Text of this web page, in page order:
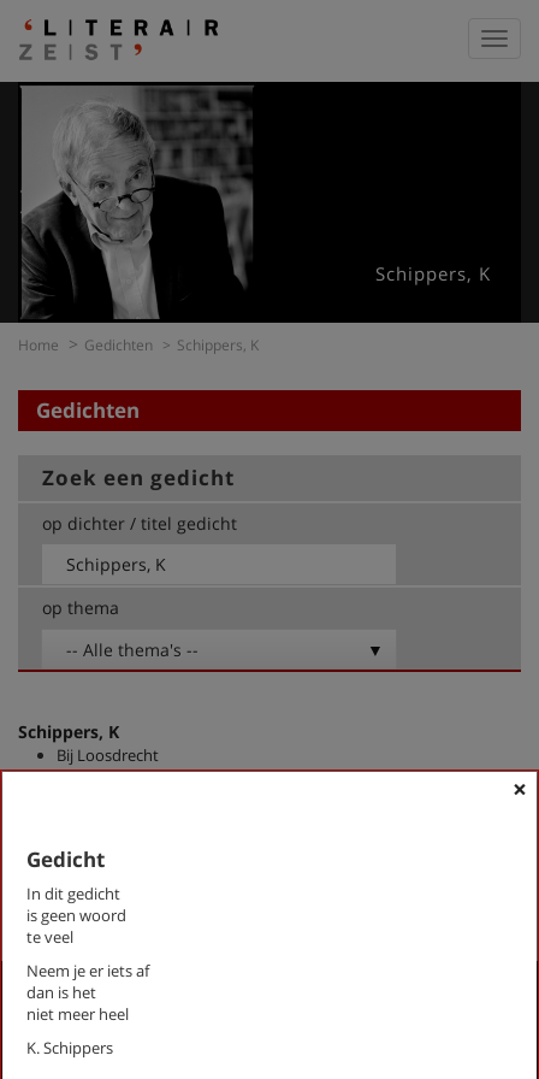
Schippers, K
Home Gedichten Schippers, K
Gedichten
Zoek een gedicht
op dichter / titel gedicht
op thema
-- Alle thema's --
Schippers, K
Bij Loosdrecht
« First‹Previous
1
×
Gedicht
In dit gedicht
is geen woord
te veel
Neem je er iets af
dan is het
niet meer heel
K. Schippers
Activiteiten
Stadsdichtersduo van Zeist